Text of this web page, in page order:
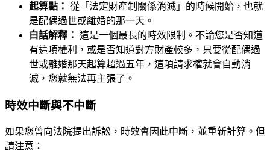
起算點： 從「法定財產制關係消滅」的時候開始，也就
是配偶過世或離婚的那一天。
白話解釋： 這是一個最長的時效限制。不論您是否知道
有這項權利，或是否知道對方財產較多，只要從配偶過
世或離婚那天起算超過五年，這項請求權就會自動消
滅，您就無法再主張了。
時效中斷與不中斷
如果您曾向法院提出訴訟，時效會因此中斷，並重新計算。但
請注意：